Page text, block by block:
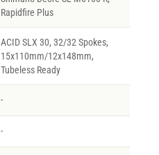
Rapidfire Plus
ACID SLX 30, 32/32 Spokes,
15x110mm/12x148mm,
Tubeless Ready
-
-